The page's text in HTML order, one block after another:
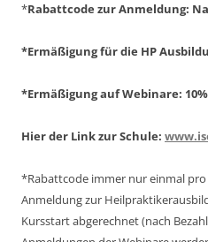
*Rabattcode zur Anmeldung:
*Ermäßigung für die HP
*Ermäßigung auf Webinare: 10%
Hier der Link zur Schule:
*Rabattcode immer nur einmal
Anmeldung zur
Kursstart abgerechnet(nach